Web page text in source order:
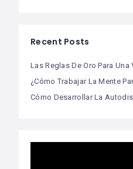
Recent Posts
Las Reglas De Oro Para
¿Cómo Trabajar La Mente
Cómo Desarrollar La